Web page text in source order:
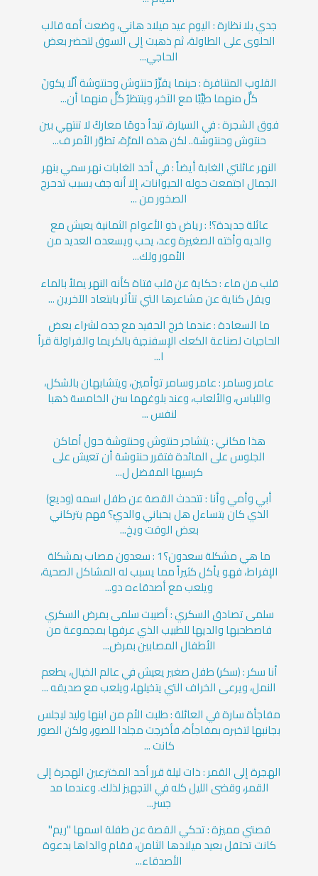
جدي بلا نظارة : اليوم عيد ميلاد هاني، وضعت أمه قالب
الحلوى على الطاولة، ثم ذهبت إلى السوق لتحضر بعض
الحاجي...
القلوب المتنافرة : حينما يقرِّرُ حنتوش وحنتوشة ألَّا يكونَ
كلٌّ منهما طيِّبًا مع الآخر، وينتظرُ كلٌّ منهما أن...
فوق الشجرة : في السيارة، تبدأ دومًا معاركُ لا تنتهي بين
حنتوش وحنتوشة.. لكن هذه المرَّة، تطوَّر الأمر ف...
النهر عائلتي الغابة أيضاً : في أحد الغابات نهر سمي بنهر
الجمال اجتمعت حوله الحيوانات، إلا أنه جف بسبب تدحرج
الصخور من ...
عائلة جديدة؟! : رياض ذو الأعوام الثمانية يعيش مع
والديه وأخته الصغيرة وعد، يحب ويسعده العديد من
الأمور ولك...
قلب من ماء : حكاية عن قلب فتاة كأنه النهر يملأ بالماء
ويقل كناية عن مشاعرها التي تتأثر بابتعاد الآخرين ...
ما السعادة : عندما خرج الحفيد مع جده لشراء بعض
الحاجيات لصناعة الكعك الإسفنجية بالكريما والفراولة قرأ
ا...
عامر وسامر : عامر وسامر توأمين، ويتشابهان بالشكل،
واللباس، والألعاب، وعند بلوغهما سن الخامسة ذهبا
لنفس ...
هذا مكاني : يتشاجر حنتوش وحنتوشة حول أماكن
الجلوس على المائدة فتقرر حنتوشة أن تعيش على
كرسيها المفضل ل...
أبي وأمي وأنا : تتحدث القصة عن طفل اسمه (وديع)
الذي كان يتساءل هل يحباني والديّ؟ فهم يتركاني
بعض الوقت ويخ...
ما هي مشكلة سعدون؟1 : سعدون مصاب بمشكلة
الإفراط، فهو يأكل كثيراً مما يسبب له المشاكل الصحية،
ويلعب مع أصدقاءه دو...
سلمى تصادق السكري : أصيبت سلمى بمرض السكري
فاصطحبها والديها للطبيب الذي عرفها بمجموعة من
الأطفال المصابين بمرض...
أنا سكر : (سكر) طفل صغير يعيش في عالم الخيال، يطعم
النمل، ويرعى الخراف التي يتخيلها، ويلعب مع صديقه ...
مفاجأة سارة في العائلة : طلبت الأم من ابنها وليد ليجلس
بجانبها لتخبره بمفاجأة، فأخرجت مجلدا للصور، ولكن الصور
كانت ...
الهجرة إلى القمر : ذات ليلة قرر أحد المخترعين الهجرة إلى
القمر، وقضى الليل كله في التجهيز لذلك. وعندما مد
جسر...
قصتي مميزة : تحكي القصة عن طفلة اسمها "ريم"
كانت تحتفل بعيد ميلادها الثامن، فقام والداها بدعوة
الأصدقاء...